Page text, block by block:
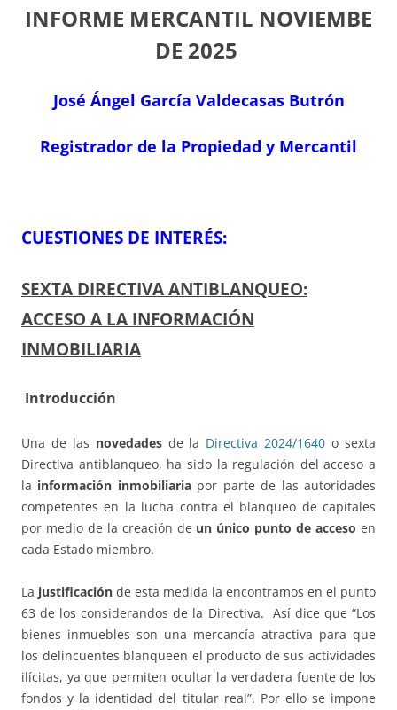
INFORME MERCANTIL NOVIEMBE
DE 2025
José Ángel García Valdecasas Butrón
Registrador de la Propiedad y Mercantil
CUESTIONES DE INTERÉS:
SEXTA DIRECTIVA ANTIBLANQUEO:
ACCESO A LA INFORMACIÓN
INMOBILIARIA
Introducción
Una de las novedadesde la Directiva 2024/1640 o sexta
Directiva antiblanqueo, ha sido la regulación del acceso a
la información inmobiliariapor parte de las autoridades
competentes en la lucha contra el blanqueo de capitales
por medio de la creación de un único punto de acceso en
cada Estado miembro.
La justificación de esta medida la encontramos en el punto
63 de los considerandos de la Directiva. Así dice que “Los
bienes inmuebles son una mercancía atractiva para que
los delincuentes blanqueen el producto de sus actividades
ilícitas, ya que permiten ocultar la verdadera fuente de los
fondos y la identidad del titular real”. Por ello se impone